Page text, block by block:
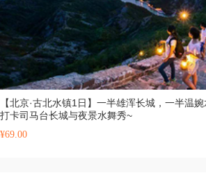
【北京·古北水镇1日】一半雄浑长城，一半温
打卡司马台长城与夜景水舞秀~
¥69.00